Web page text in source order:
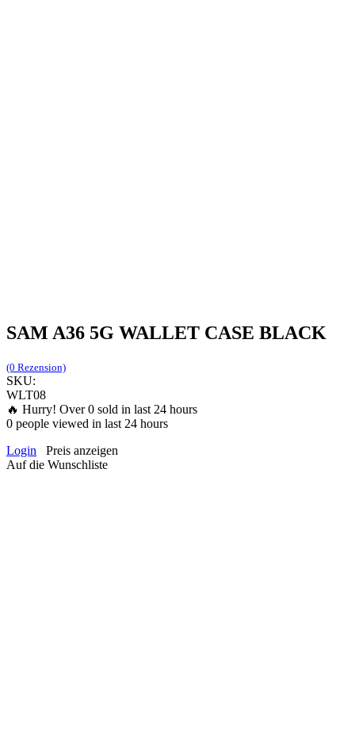
SAM A36 5G WALLET CASE BLACK
(0 Rezension)
SKU:
WLT08
🔥 Hurry! Over0 sold in last 24 hours
0 people viewed in last 24 hours
Login
Preis anzeigen
Auf die Wunschliste